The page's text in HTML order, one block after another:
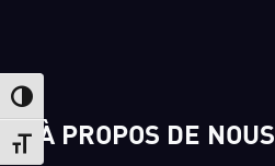
Passer en contraste élevé
Changer la taille de la police
À PROPOS DE NOUS